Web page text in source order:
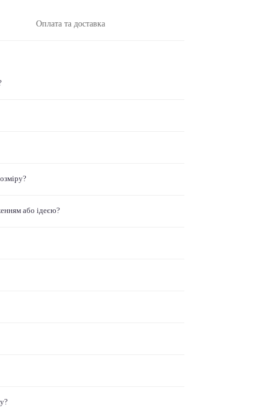
Оплата та доставка
або ідеєю?